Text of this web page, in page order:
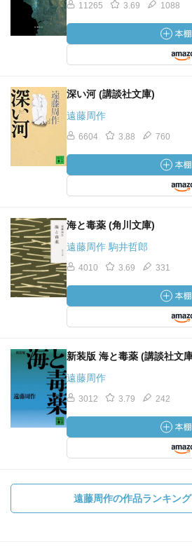
11265 3.69 1088
深い河 (講談社文庫)
遠藤周作
6604 3.88 760
海と毒薬 (角川文庫)
遠藤周作 駒井哲郎
4010 3.69 331
新装版 海と毒薬 (講談社文
遠藤周作
3012 3.79 242
遠藤周作の作品ランキン